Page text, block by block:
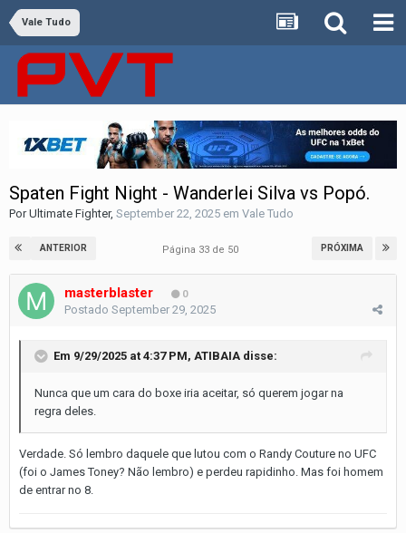
Vale Tudo
Spaten Fight Night - Wanderlei Silva vs Popó.
PorUltimate Fighter, September 22, 2025 em Vale Tudo
ANTERIOR PRÓXIMA
Página 33 de 50
masterblaster 0
Postado September 29, 2025
Em 9/29/2025 at 4:37 PM, ATIBAIA disse:
Nunca que um cara do boxe iria aceitar, só querem jogar na
regra deles.
Verdade. Só lembro daquele que lutou com o Randy Couture no UFC
(foi o James Toney? Não lembro) e perdeu rapidinho. Mas foi homem
de entrar no 8.